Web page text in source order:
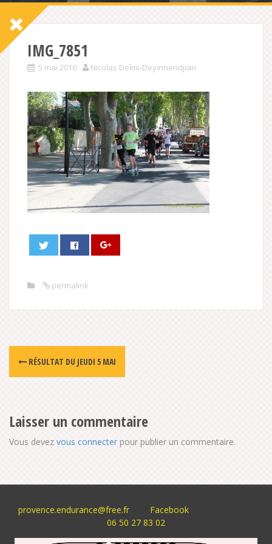
IMG_7851
5 mai 2016 Nicolas Delmi-Deyirmendjian
permalink
Post
navigation
RÉSULTAT DU JEUDI 5 MAI
Laisser un commentaire
Vous devez vous connecterpour publier un commentaire.
provence.endurance@free.fr
Facebook
06 50 27 83 02